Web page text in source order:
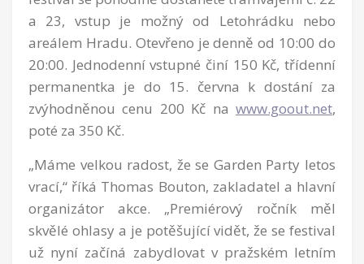
a 23, vstup je možný od Letohrádku nebo
areálem Hradu. Otevřeno je denně od 10:00 do
20:00. Jednodenní vstupné činí 150 Kč, třídenní
permanentka je do 15. června k dostání za
zvýhodněnou cenu 200 Kč na www.goout.net,
poté za 350 Kč.
„Máme velkou radost, že se Garden Party letos
vrací,“ říká Thomas Bouton, zakladatel a hlavní
organizátor akce. „Premiérový ročník měl
skvělé ohlasy a je potěšující vidět, že se festival
už nyní začíná zabydlovat v pražském letním